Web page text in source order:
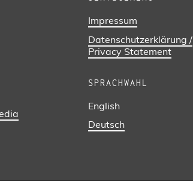
Impressum
Datenschutzerklärung /
Privacy Statement
SPRACHWAHL
English
Deutsch